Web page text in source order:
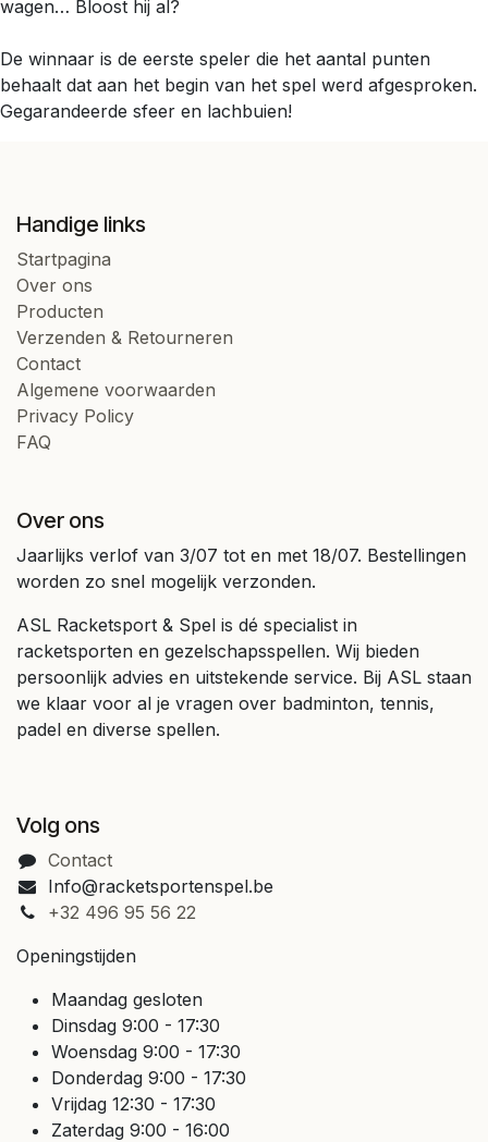
wagen… Bloost hij al?
De winnaar is de eerste speler die het aantal punten
behaalt dat aan het begin van het spel werd afgesproken.
Gegarandeerde sfeer en lachbuien!
Handige links
Startpagina
Over ons
Producten
Verzenden & Retourneren
Contact
Algemene voorwaarden
Privacy Policy
FAQ
Over ons
Jaarlijks verlof van 3/07 tot en met 18/07. Bestellingen
worden zo snel mogelijk verzonden.
ASL Racketsport & Spel is dé specialist in
racketsporten en gezelschapsspellen. Wij bieden
persoonlijk advies en uitstekende service. Bij ASL staan
we klaar voor al je vragen over badminton, tennis,
padel en diverse spellen.
Volg ons
Contact
Info@racketsportenspel.be
+32 496 95 56 22
Openingstijden
Maandag gesloten
Dinsdag 9:00 - 17:30
Woensdag 9:00 - 17:30
Donderdag 9:00 - 17:30
Vrijdag 12:30 - 17:30
Zaterdag 9:00 - 16:00